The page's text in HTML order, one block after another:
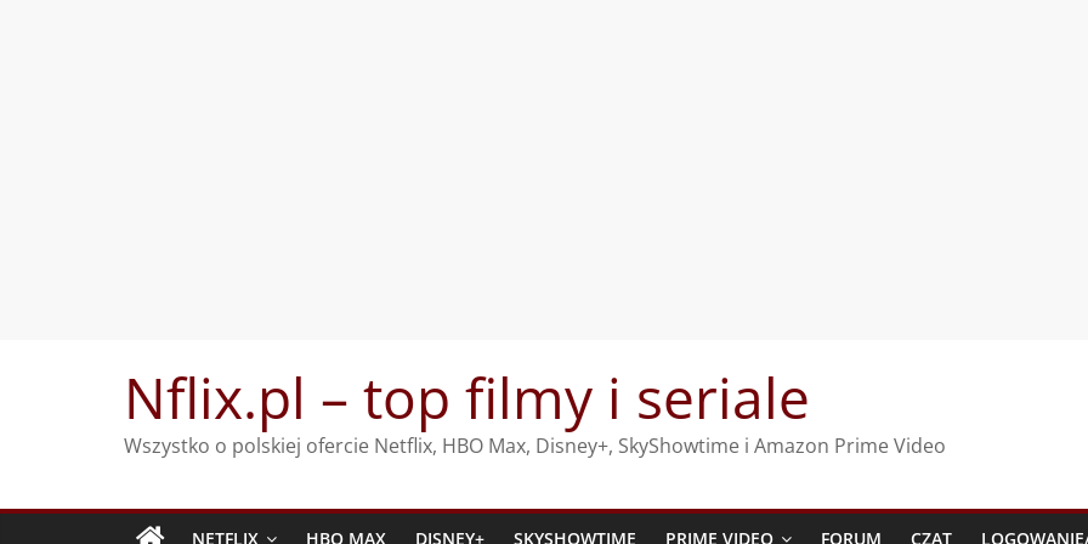
Nflix.pl – top filmy i seriale
Wszystko o polskiej ofercie Netflix, HBO Max, Disney+, SkyShowtime i Amazon Prime Video
NETFLIX HBO MAX DISNEY+ SKYSHOWTIME PRIME VIDEO FORUM CZAT